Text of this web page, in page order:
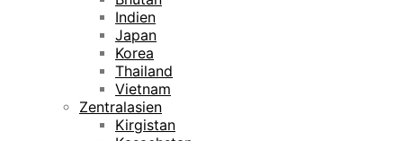
Indien
Japan
Korea
Thailand
Vietnam
Zentralasien
Kirgistan